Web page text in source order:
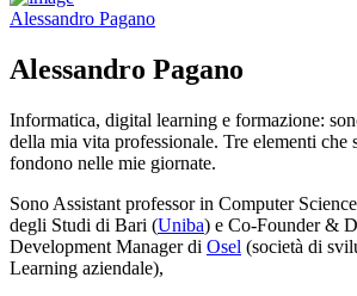
Alessandro Pagano
Alessandro Pagano
Informatica, digital learning e formazione:
della mia vita professionale. Tre elementi che
fondono nelle mie giornate.
Sono Assistant professor in Computer
degli Studi di Bari (Uniba) e Co-Founder &
Development Manager di Osel (società di
Learning aziendale),